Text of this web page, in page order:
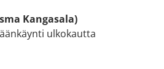
Kangasala)
ulkokautta